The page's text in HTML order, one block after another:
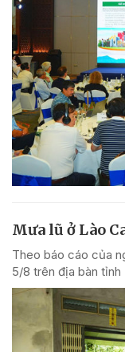
Mưa lũ ở Lào
Theo báo cáo của
5/8 trên địa bàn tỉnh